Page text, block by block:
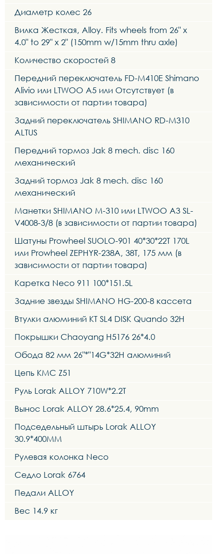
Диаметр колес 26
Вилка Жесткая, Alloy. Fits wheels from 26" x
4.0" to 29" x 2" (150mm w/15mm thru axle)
Количество скоростей 8
Передний переключатель FD-M410E Shimano
Alivio или LTWOO A5 или Отсутствует (в
зависимости от партии товара)
Задний переключатель SHIMANO RD-M310
ALTUS
Передний тормоз Jak 8 mech. disc 160
механический
Задний тормоз Jak 8 mech. disc 160
механический
Манетки SHIMANO M-310 или LTWOO A3 SL-
V4008-3/8 (в зависимости от партии товара)
Шатуны Prowheel SUOLO-901 40*30*22T 170L
или Prowheel ZEPHYR-238A, 38T, 175 мм (в
зависимости от партии товара)
Каретка Neco 911 100*151.5L
Задние звезды SHIMANO HG-200-8 кассета
Втулки алюминий KT SL4 DISK Quando 32H
Покрышки Chaoyang H5176 26*4.0
Обода 82 мм 26"*"14G*32H алюминий
Цепь КМС Z51
Руль Lorak ALLOY 710W*2.2T
Вынос Lorak ALLOY 28.6*25.4, 90mm
Подседельный штырь Lorak ALLOY
30.9*400MM
Рулевая колонка Neco
Седло Lorak 6764
Педали ALLOY
Вес 14.9 кг